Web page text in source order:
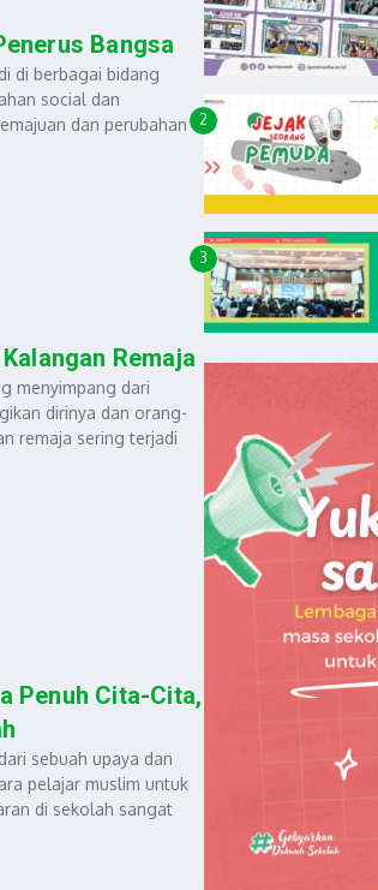
Bangsa
di berbagai bidang
social dan
dan perubahan
Remaja
menyimpang dari
dirinya dan orang-
remaja sering terjadi
Penuh Cita-Cita,
sebuah upaya dan
pelajar muslim untuk
di sekolah sangat
2
3